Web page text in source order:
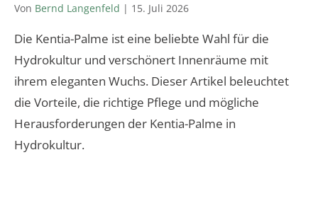
Von Bernd Langenfeld | 15. Juli 2026
Die Kentia-Palme ist eine beliebte Wahl für die
Hydrokultur und verschönert Innenräume mit
ihrem eleganten Wuchs. Dieser Artikel beleuchtet
die Vorteile, die richtige Pflege und mögliche
Herausforderungen der Kentia-Palme in
Hydrokultur.